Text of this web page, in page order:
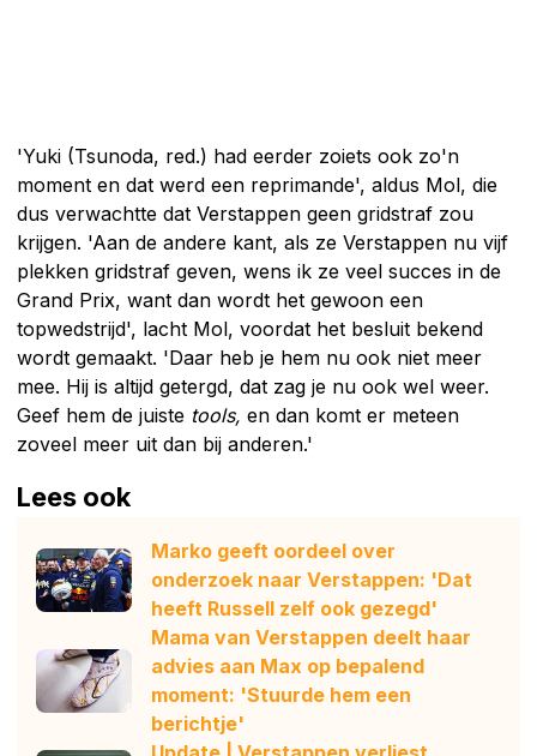
'Yuki (Tsunoda, red.) had eerder zoiets ook zo'n
moment en dat werd een reprimande', aldus Mol, die
dus verwachtte dat Verstappen geen gridstraf zou
krijgen. 'Aan de andere kant, als ze Verstappen nu vijf
plekken gridstraf geven, wens ik ze veel succes in de
Grand Prix, want dan wordt het gewoon een
topwedstrijd', lacht Mol, voordat het besluit bekend
wordt gemaakt. 'Daar heb je hem nu ook niet meer
mee. Hij is altijd getergd, dat zag je nu ook wel weer.
Geef hem de juiste tools, en dan komt er meteen
zoveel meer uit dan bij anderen.'
Lees ook
Marko geeft oordeel over
onderzoek naar Verstappen: 'Dat
heeft Russell zelf ook gezegd'
Mama van Verstappen deelt haar
advies aan Max op bepalend
moment: 'Stuurde hem een
berichtje'